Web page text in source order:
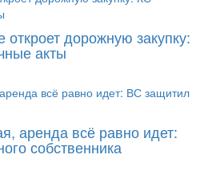
дорожную закупку:
акты
аренда всё равно идет:
собственника